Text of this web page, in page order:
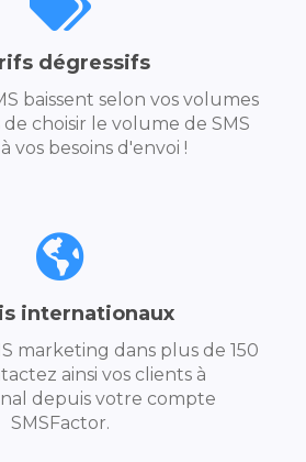
dégressifs
baissent selon vos volumes
de choisir le volume de SMS
vos besoins d'envoi !
internationaux
marketing dans plus de 150
ainsi vos clients à
depuis votre compte
SMSFactor.